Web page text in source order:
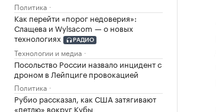
Политика
Как перейти «порог недоверия»:
Слащева и Wylsacom — о новых
технологиях
РАДИО
Технологии и медиа
Посольство России назвало инцидент с
дроном в Лейпциге провокацией
Политика
Рубио рассказал, как США затягивают
«петлю» вокруг Кубы